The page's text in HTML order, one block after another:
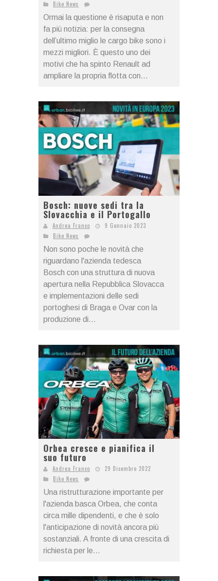
Bike News
Ormai la questione è risaputa e non
fa più notizia: per la consegna
dell’ultimo miglio le cargo bike sono i
mezzi migliori. È questo uno dei
motivi che ha spinto Renault ad
ampliare la propria flotta con...
Bosch: nuove sedi tra la
Slovacchia e il Portogallo
Andrea Franco
9 Gennaio 2023
Bike News
Non sono poche le novità che
riguardano l'azienda tedesca
Bosch con una struttura di nuova
apertura nella Repubblica Slovacca
e implementazioni delle sedi
portoghesi di Braga e Ovar con la
produzione di...
Orbea cresce e pianifica il
suo futuro
Andrea Franco
29 Dicembre 2022
Bike News
Una ristrutturazione importante per
l'azienda basca Orbea, che conta
circa mille dipendenti, e che è solo
l'anticipazione di novità ancora più
sostanziali. A fronte di una crescita di
richiesta per le...